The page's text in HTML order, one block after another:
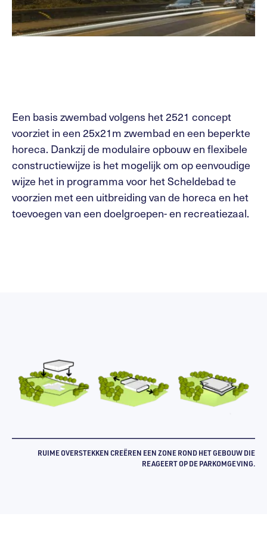
Een basis zwembad volgens het 2521 concept
voorziet in een 25x21m zwembad en een beperkte
horeca. Dankzij de modulaire opbouw en flexibele
constructiewijze is het mogelijk om op eenvoudige
wijze het in programma voor het Scheldebad te
voorzien met een uitbreiding van de horeca en het
toevoegen van een doelgroepen- en recreatiezaal.
RUIME OVERSTEKKEN CREËREN EEN ZONE ROND HET GEBOUW DIE
REAGEERT OP DE PARKOMGEVING.